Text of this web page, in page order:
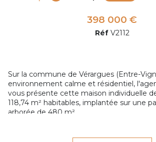
398 000 €
Réf V2112
Sur la commune de Vérargues (Entre-
environnement calme et résidentiel,
vous présente cette maison individuelle
118,74 m² habitables, implantée sur une
arborée de 480 m².